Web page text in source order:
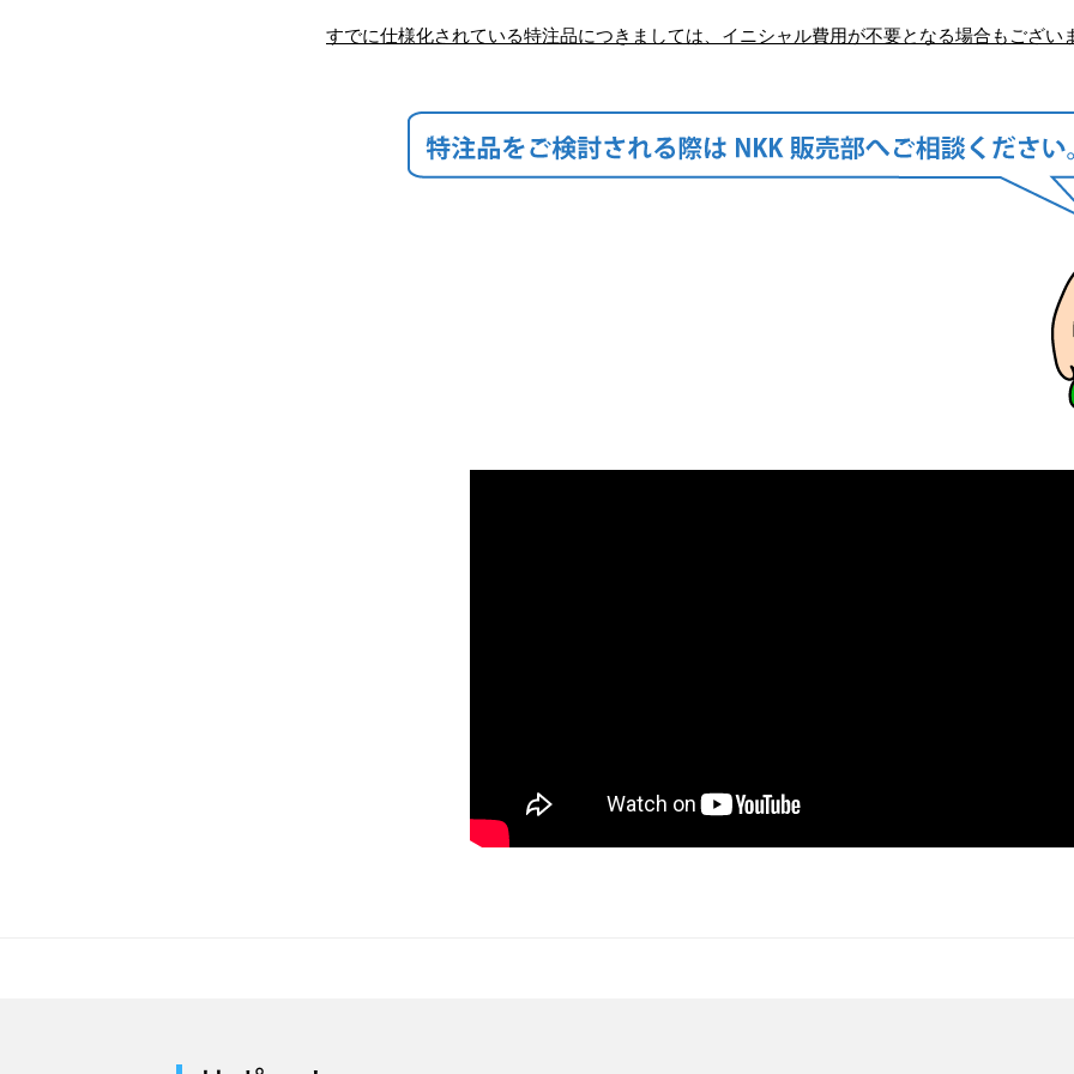
すでに仕様化されている特注品につきましては、イニシャル費用が不要となる場合もござい